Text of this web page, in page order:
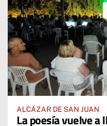
ALCÁZAR DE SAN JUAN
La poesía vuelve a